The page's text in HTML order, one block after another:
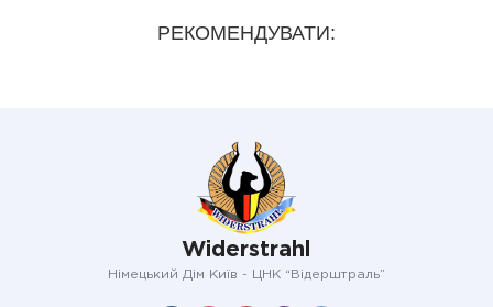
РЕКОМЕНДУВАТИ:
Widerstrahl
Німецький Дім Київ - ЦНК “Відерштраль”